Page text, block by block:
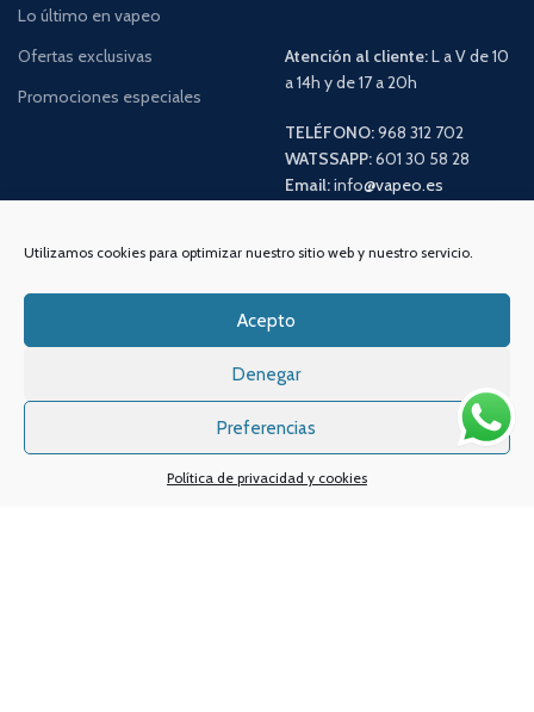
Utilizamos cookies para optimizar nuestro sitio web y nuestro servicio.
Acepto
Denegar
Preferencias
Política de privacidad y cookies
Lo último en vapeo
Ofertas exclusivas
Promociones especiales
Atención al cliente:L a V de 10
a 14h y de 17 a 20h
TELÉFONO:968 312 702
WATSSAPP:601 30 58 28
Email:info@vapeo.es
Sistemas de pagos Sistema de envío